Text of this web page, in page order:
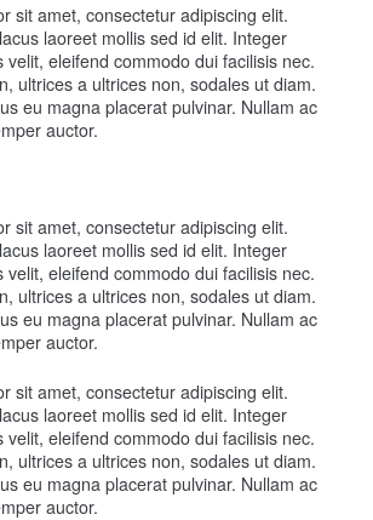
sit amet, consectetur adipiscing elit.
laoreet mollis sed id elit. Integer
velit, eleifend commodo dui facilisis nec.
ultrices a ultrices non, sodales ut diam.
eu magna placerat pulvinar. Nullam ac
auctor.
sit amet, consectetur adipiscing elit.
laoreet mollis sed id elit. Integer
velit, eleifend commodo dui facilisis nec.
ultrices a ultrices non, sodales ut diam.
eu magna placerat pulvinar. Nullam ac
auctor.
sit amet, consectetur adipiscing elit.
laoreet mollis sed id elit. Integer
velit, eleifend commodo dui facilisis nec.
ultrices a ultrices non, sodales ut diam.
eu magna placerat pulvinar. Nullam ac
auctor.